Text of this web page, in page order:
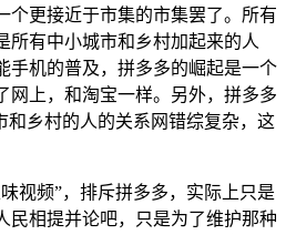
个更接近于市集的市集罢了。所有
所有中小城市和乡村加起来的人
手机的普及，拼多多的崛起是一个
网上，和淘宝一样。另外，拼多多
和乡村的人的关系网错综复杂，这
视频”，排斥拼多多，实际上只是
民相提并论吧，只是为了维护那种